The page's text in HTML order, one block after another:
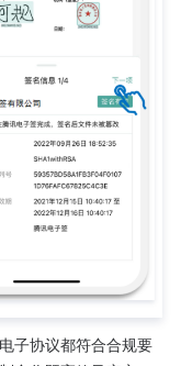
子协议都符合合规要